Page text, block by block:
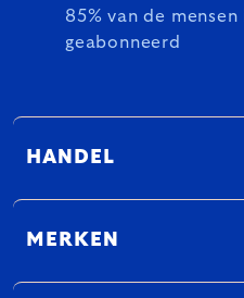
85% van de
geabonneerd
HANDEL
MERKEN